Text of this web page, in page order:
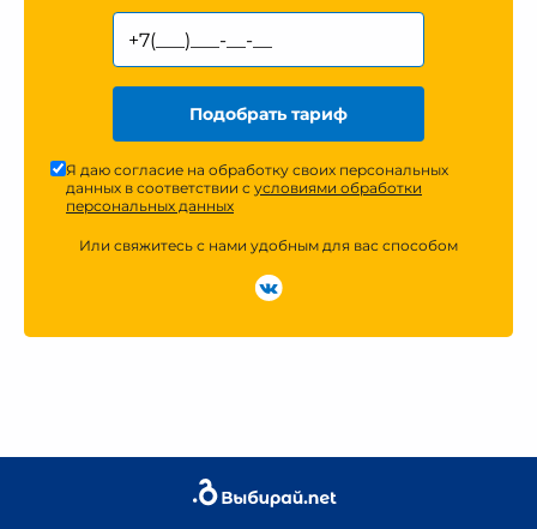
Подобрать тариф
Я даю согласие на обработку своих персональных
данных в соответствии с условиями обработки
персональных данных
Или свяжитесь с нами удобным для вас способом